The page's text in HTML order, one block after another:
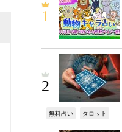
無料占い タロット